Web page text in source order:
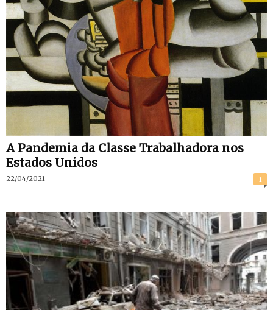
A Pandemia da Classe Trabalhadora nos
Estados Unidos
22/04/2021 1